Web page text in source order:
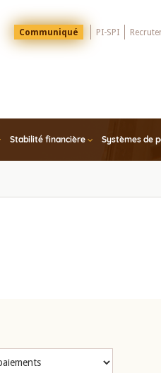
Menu
Top
Communiqué PI-SPI
Stabilité financière Systèmes de